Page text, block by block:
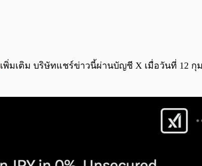
เพิ่มเติม บริษัทแชร์ข่าวนี้ผ่านบัญชี X เมื่อวันที่ 12 กุ